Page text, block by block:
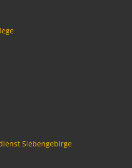
Siebengebirge